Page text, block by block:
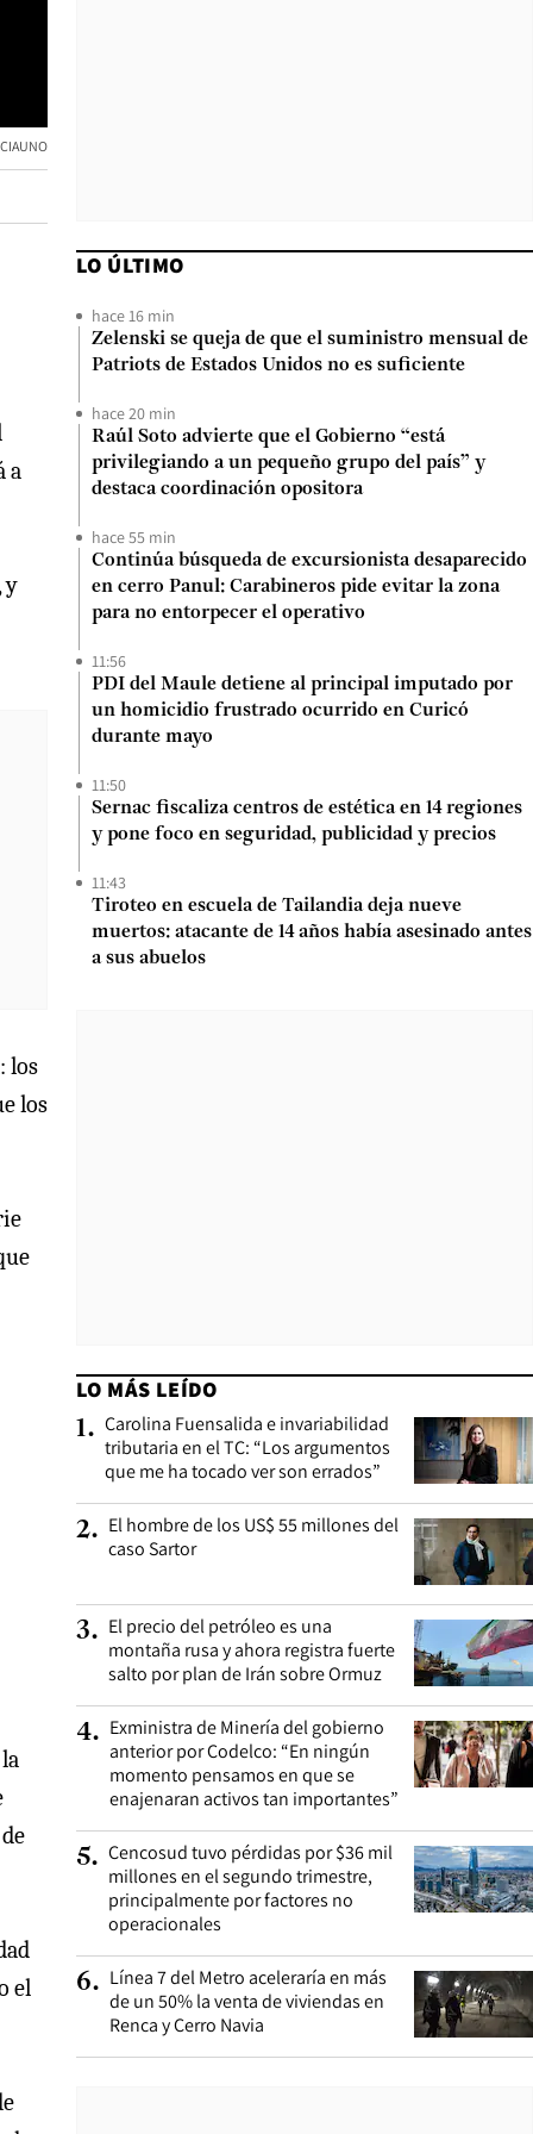
a
y
los
los
el
LO ÚLTIMO
hace 16 min
Zelenski se queja de que el suministro mensual de
Patriots de Estados Unidos no es suficiente
hace 20 min
Raúl Soto advierte que el Gobierno “está
privilegiando a un pequeño grupo del país” y
destaca coordinación opositora
hace 55 min
Continúa búsqueda de excursionista desaparecido
en cerro Panul: Carabineros pide evitar la zona
para no entorpecer el operativo
11:56
PDI del Maule detiene al principal imputado por
un homicidio frustrado ocurrido en Curicó
durante mayo
11:50
Sernac fiscaliza centros de estética en 14 regiones
y pone foco en seguridad, publicidad y precios
11:43
Tiroteo en escuela de Tailandia deja nueve
muertos: atacante de 14 años había asesinado antes
a sus abuelos
LO MÁS LEÍDO
1. Carolina Fuensalida e invariabilidad
tributaria en el TC: “Los argumentos
que me ha tocado ver son errados”
2. El hombre de los US$ 55 millones del
caso Sartor
3. El precio del petróleo es una
montaña rusa y ahora registra fuerte
salto por plan de Irán sobre Ormuz
4. Exministra de Minería del gobierno
anterior por Codelco: “En ningún
momento pensamos en que se
enajenaran activos tan importantes”
5. Cencosud tuvo pérdidas por $36 mil
millones en el segundo trimestre,
principalmente por factores no
operacionales
6. Línea 7 del Metro aceleraría en más
de un 50% la venta de viviendas en
Renca y Cerro Navia